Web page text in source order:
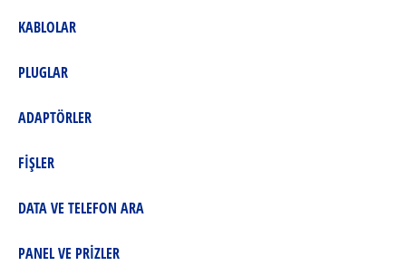
KABLOLAR
PLUGLAR
ADAPTÖRLER
FİŞLER
DATA VE TELEFON ARA
PANEL VE PRİZLER